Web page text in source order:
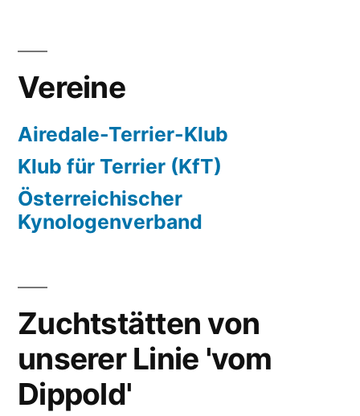
Vereine
Airedale-Terrier-Klub
Klub für Terrier (KfT)
Österreichischer
Kynologenverband
Zuchtstätten von
unserer Linie 'vom
Dippold'